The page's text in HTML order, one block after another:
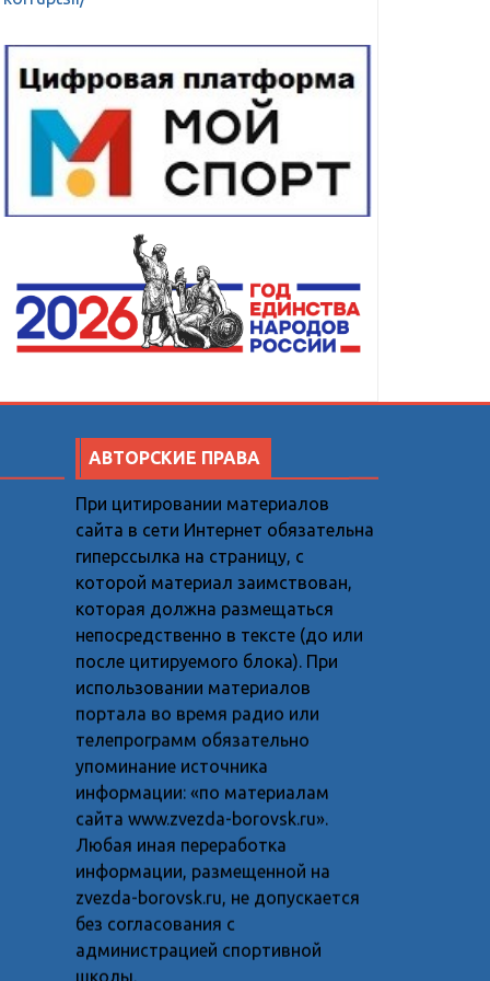
АВТОРСКИЕ ПРАВА
При цитировании материалов
сайта в сети Интернет обязательна
гиперссылка на страницу, с
которой материал заимствован,
которая должна размещаться
непосредственно в тексте (до или
после цитируемого блока). При
использовании материалов
портала во время радио или
телепрограмм обязательно
упоминание источника
информации: «по материалам
сайта www.zvezda-borovsk.ru».
Любая иная переработка
информации, размещенной на
zvezda-borovsk.ru, не допускается
без согласования с
администрацией спортивной
школы.